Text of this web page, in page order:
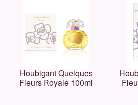
Houbigant Quelques
Fleurs Royale 100ml